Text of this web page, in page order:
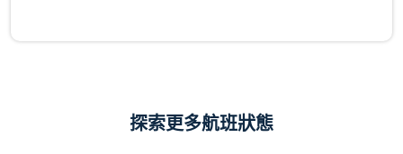
探索更多航班狀態